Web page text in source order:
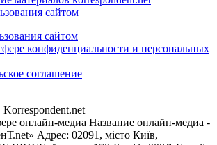
сайтом
сайтом
конфиденциальности и персональных
соглашение
онлайн-медиа Название онлайн-медиа -
Адрес: 02091, місто Київ,